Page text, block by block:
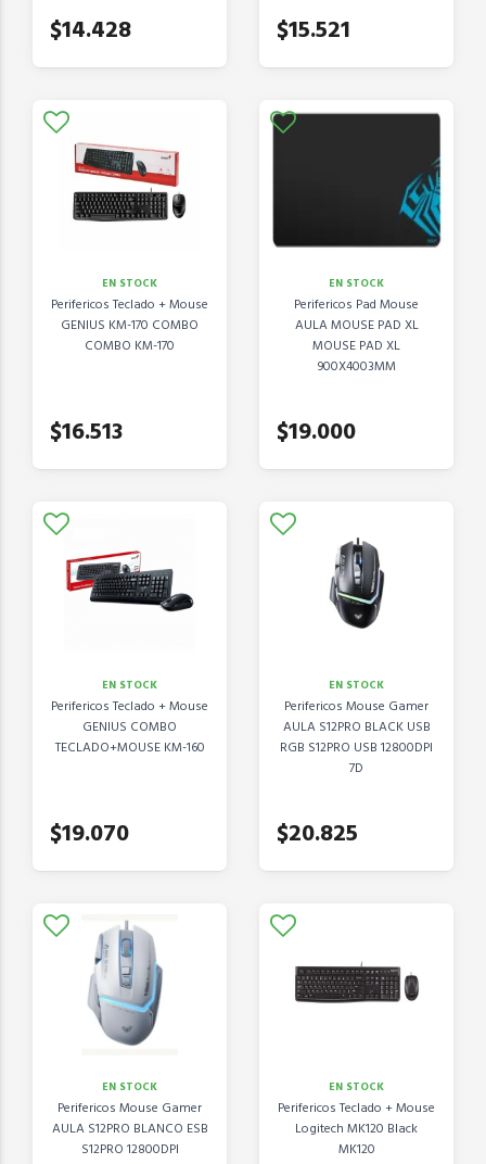
$14.428 $15.521
EN STOCK
Perifericos Teclado + Mouse
GENIUS KM-170 COMBO
COMBO KM-170
$16.513
EN STOCK
Perifericos Pad Mouse
AULA MOUSE PAD XL
MOUSE PAD XL
900X4003MM
$19.000
EN STOCK
Perifericos Teclado + Mouse
GENIUS COMBO
TECLADO+MOUSE KM-160
$19.070
EN STOCK
Perifericos Mouse Gamer
AULA S12PRO BLACK USB
RGB S12PRO USB 12800DPI
7D
$20.825
EN STOCK
Perifericos Mouse Gamer
AULA S12PRO BLANCO ESB
S12PRO 12800DPI
EN STOCK
Perifericos Teclado + Mouse
Logitech MK120 Black
MK120